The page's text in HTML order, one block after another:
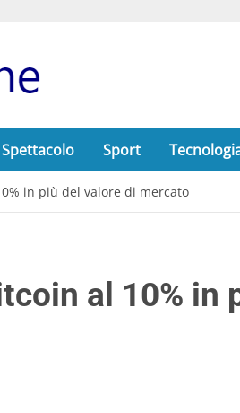
Spettacolo Sport
in più del valore di mercato
al 10% in